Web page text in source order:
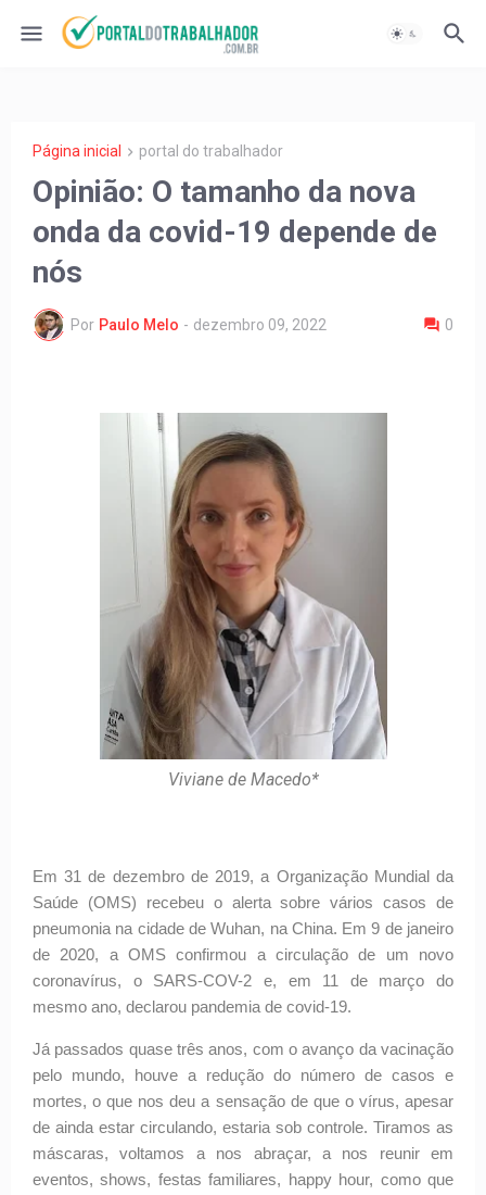
Página inicial portal do trabalhador
Opinião: O tamanho da nova
onda da covid-19 depende de
nós
Por Paulo Melo - dezembro 09, 2022 0
Viviane de Macedo*
Em 31 de dezembro de 2019, a Organização Mundial da
Saúde (OMS) recebeu o alerta sobre vários casos de
pneumonia na cidade de Wuhan, na China. Em 9 de janeiro
de 2020, a OMS confirmou a circulação de um novo
coronavírus, o SARS-COV-2 e, em 11 de março do
mesmo ano, declarou pandemia de covid-19.
Já passados quase três anos, com o avanço da vacinação
pelo mundo, houve a redução do número de casos e
mortes, o que nos deu a sensação de que o vírus, apesar
de ainda estar circulando, estaria sob controle. Tiramos as
máscaras, voltamos a nos abraçar, a nos reunir em
eventos, shows, festas familiares, happy hour, como que